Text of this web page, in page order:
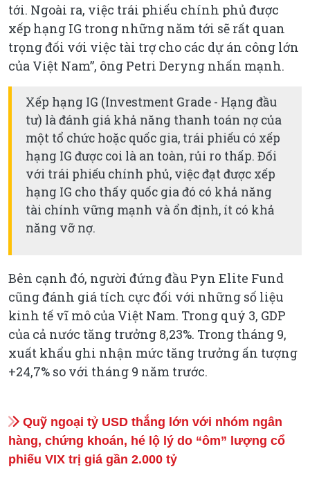
tới. Ngoài ra, việc trái phiếu chính phủ được
xếp hạng IG trong những năm tới sẽ rất quan
trọng đối với việc tài trợ cho các dự án công lớn
của Việt Nam”, ông Petri Deryng nhấn mạnh.
Xếp hạng IG (Investment Grade - Hạng đầu
tư) là đánh giá khả năng thanh toán nợ của
một tổ chức hoặc quốc gia, trái phiếu có xếp
hạng IG được coi là an toàn, rủi ro thấp. Đối
với trái phiếu chính phủ, việc đạt được xếp
hạng IG cho thấy quốc gia đó có khả năng
tài chính vững mạnh và ổn định, ít có khả
năng vỡ nợ.
Bên cạnh đó, người đứng đầu Pyn Elite Fund
cũng đánh giá tích cực đối với những số liệu
kinh tế vĩ mô của Việt Nam. Trong quý 3, GDP
của cả nước tăng trưởng 8,23%. Trong tháng 9,
xuất khẩu ghi nhận mức tăng trưởng ấn tượng
+24,7% so với tháng 9 năm trước.
Quỹ ngoại tỷ USD thắng lớn với nhóm ngân
hàng, chứng khoán, hé lộ lý do “ôm” lượng cổ
phiếu VIX trị giá gần 2.000 tỷ